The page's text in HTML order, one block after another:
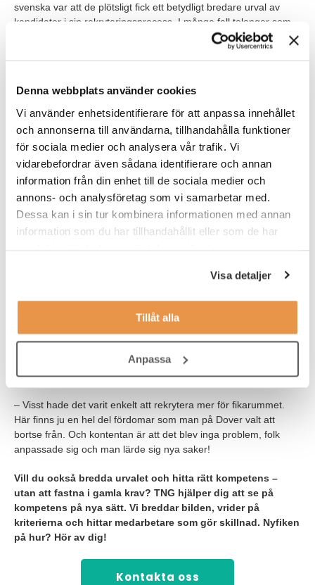
Denna webbplats använder cookies
Vi använder enhetsidentifierare för att anpassa innehållet
och annonserna till användarna, tillhandahålla funktioner
för sociala medier och analysera vår trafik. Vi
vidarebefordrar även sådana identifierare och annan
information från din enhet till de sociala medier och
annons- och analysföretag som vi samarbetar med.
Dessa kan i sin tur kombinera informationen med annan
information som du har tillhandahållit eller som de har
Visa detaljer
Tillåt alla
Anpassa
svenska var att de plötsligt fick ett betydligt bredare urval av
kandidater i sin rekryteringsprocess. I många fall talanger som
de annars inte hade kommit i kontakt med. Har kandidaten bara
rätt språkkunskaper och attityd så duger det bra, och man
Att hitta personer som matchade Dovers språkkrav har aldrig
heller varit något problem, utan TNG har hela tiden snabbt hittat
kvalificerade konsulter. Malmö som region tror Joakim dessutom
är särskilt gynnsam, med tanke på hur många olika språk som
talas där.
Som företag bör man ta tillvara på den
kompetens och de kulturer som finns
lokalt.
Att utmana kravet på svenska är givetvis enklare om man redan
att det innebär en större ansträngning för företag som enbart
verkar på den svenska marknaden. Men en fråga man som
rekryterande chef ändå kan ställa sig är: ”Är det verkligen
livsviktigt att en person i den här rollen kan svenska? Kan det
finnas andra kompetenser, exempelvis kunskaper i andra språk,
som är viktigare?”
– Visst hade det varit enkelt att rekrytera mer för fikarummet.
Här finns ju en hel del fördomar som man på Dover valt att
bortse från. Och kontentan är att det blev inga problem, folk
anpassade sig och man lärde sig nya saker!
Vill du också bredda urvalet och hitta rätt kompetens –
utan att fastna i gamla krav? TNG hjälper dig att se på
kompetens på nya sätt. Vi breddar bilden, vrider på
kriterierna och hittar medarbetare som gör skillnad. Nyfiken
på hur? Hör av dig!
Kontakta oss